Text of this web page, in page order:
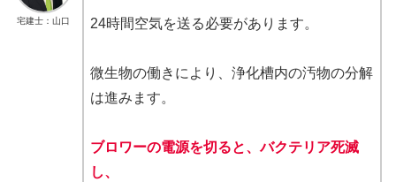
宅建士：山口 24時間空気を送る必要があります。
微生物の働きにより、浄化槽内の汚物の分解
は進みます。
ブロワーの電源を切ると、バクテリア死滅
し、